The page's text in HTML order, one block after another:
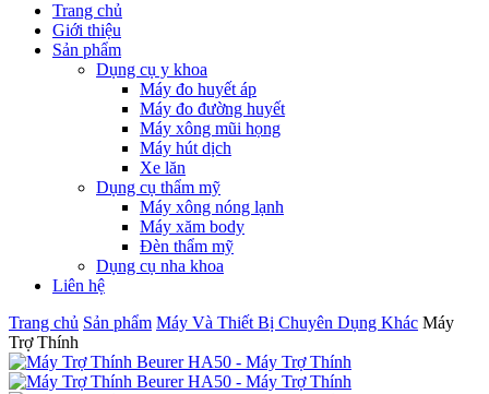
Trang chủ
Giới thiệu
Sản phẩm
Dụng cụ y khoa
Máy đo huyết áp
Máy đo đường huyết
Máy xông mũi họng
Máy hút dịch
Xe lăn
Dụng cụ thẩm mỹ
Máy xông nóng lạnh
Máy xăm body
Đèn thẩm mỹ
Dụng cụ nha khoa
Liên hệ
Trang chủ Sản phẩm Máy Và Thiết Bị Chuyên Dụng Khác Máy
Trợ Thính